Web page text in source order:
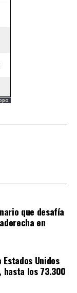
que desafía
en
Unidos
los 73.300